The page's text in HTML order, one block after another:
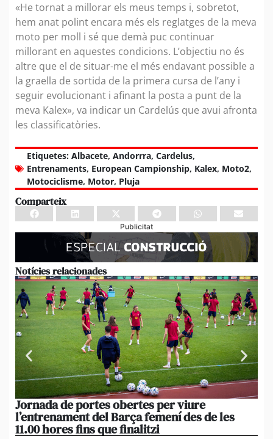
«He tornat a millorar els meus temps i, sobretot,
hem anat polint encara més els reglatges de la meva
moto per moll i sé que demà puc continuar
millorant en aquestes condicions. L’objectiu no és
altre que el de situar-me el més endavant possible a
la graella de sortida de la primera cursa de l’any i
seguir evolucionant i afinant la posta a punt de la
meva Kalex», va indicar un Cardelús que avui afronta
les classificatòries.
Etiquetes: Albacete, Andorrra, Cardelus,
Entrenaments, European Campionship, Kalex, Moto2,
Motociclisme, Motor, Pluja
Comparteix
Publicitat
Notícies relacionades
Jornada de portes obertes per viure
l’entrenament del Barça femení des de les
11.00 hores fins que finalitzi